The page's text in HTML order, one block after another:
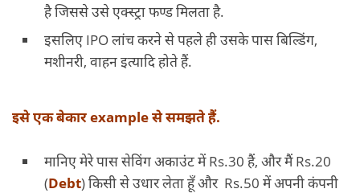
है जिससे उसे एक्स्ट्रा फण्ड मिलता है.
इसलिए IPO लांच करने से पहले ही उसके पास बिल्डिंग,
मशीनरी, वाहन इत्यादि होते हैं.
इसे एक बेकार example से समझते हैं.
मानिए मेरे पास सेविंग अकाउंट में Rs.30 हैं, और मैं Rs.20
(Debt) किसी से उधार लेता हूँ और Rs.50 में अपनी कंपनी